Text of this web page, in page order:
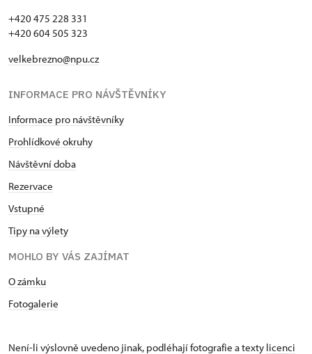
+420 475 228 331
+420 604 505 323
velkebrezno@npu.cz
INFORMACE PRO NÁVŠTĚVNÍKY
Informace pro návštěvníky
Prohlídkové okruhy
Návštěvní doba
Rezervace
Vstupné
Tipy na výlety
MOHLO BY VÁS ZAJÍMAT
O zámku
Fotogalerie
Není-li výslovně uvedeno jinak, podléhají fotografie a texty licenci